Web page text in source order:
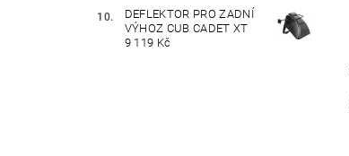
DEFLEKTOR PRO ZADNÍ
VÝHOZ CUB CADET XT
9 119 Kč